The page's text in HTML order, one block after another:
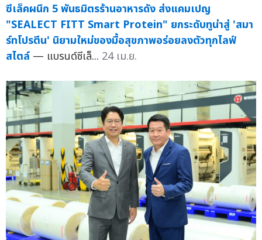
ซีเล็คผนึก 5 พันธมิตรร้านอาหารดัง ส่งแคมเปญ
"SEALECT FITT Smart Protein" ยกระดับทูน่าสู่ 'สมา
ร์ทโปรตีน' นิยามใหม่ของมื้อสุขภาพอร่อยลงตัวทุกไลฟ์
สไตล์ — แบรนด์ซีเล็... 24 เม.ย.